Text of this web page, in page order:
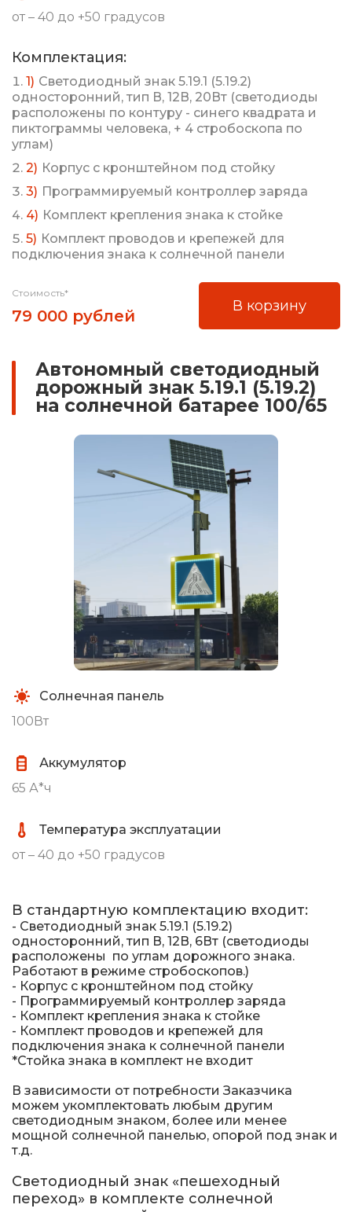
от – 40 до +50 градусов
Комплектация:
Светодиодный знак 5.19.1 (5.19.2)
односторонний, тип В, 12В, 20Вт (светодиоды
расположены по контуру - синего квадрата и
пиктограммы человека, + 4 стробоскопа по
углам)
Корпус с кронштейном под стойку
Программируемый контроллер заряда
Комплект крепления знака к стойке
Комплект проводов и крепежей для
подключения знака к солнечной панели
Стоимость*
79 000 рублей
В корзину
Автономный светодиодный
дорожный знак 5.19.1 (5.19.2)
на солнечной батарее 100/65
Солнечная панель
100Вт
Аккумулятор
65 А*ч
Температура эксплуатации
от – 40 до +50 градусов
В стандартную комплектацию входит:
- Светодиодный знак 5.19.1 (5.19.2)
односторонний, тип В, 12В, 6Вт (светодиоды
расположены по углам дорожного знака.
Работают в режиме стробоскопов.)
- Корпус с кронштейном под стойку
- Программируемый контроллер заряда
- Комплект крепления знака к стойке
- Комплект проводов и крепежей для
подключения знака к солнечной панели
*Стойка знака в комплект не входит
В зависимости от потребности Заказчика
можем укомплектовать любым другим
светодиодным знаком, более или менее
мощной солнечной панелью, опорой под знак и
т.д.
Светодиодный знак «пешеходный
переход» в комплекте солнечной